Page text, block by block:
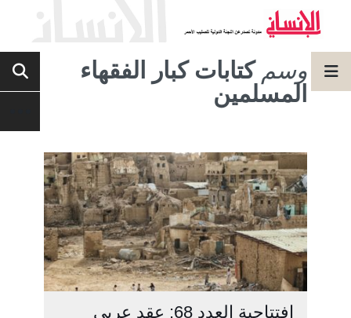
وسمكتابات كبار الفقهاء
المسلمين
افتتاحية العدد 68: عقد عربي